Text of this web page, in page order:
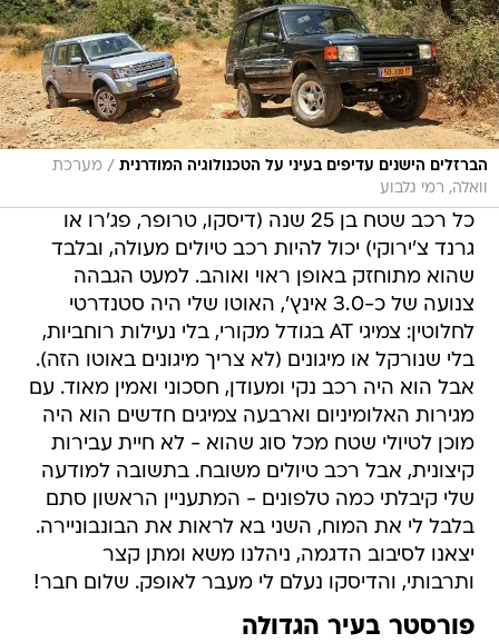
הברזלים הישנים עדיפים בעיני על הטכנולוגיה המודרנית / מערכת
וואלה, רמי גלבוע
כל רכב שטח בן 25 שנה (דיסקו, טרופר, פג'רו או
גרנד צ'ירוקי) יכול להיות רכב טיולים מעולה, ובלבד
שהוא מתוחזק באופן ראוי ואוהב. למעט הגבהה
צנועה של כ-3.0 אינץ', האוטו שלי היה סטנדרטי
לחלוטין: צמיגי AT בגודל מקורי, בלי נעילות רוחביות,
בלי שנורקל או מיגונים (לא צריך מיגונים באוטו הזה).
אבל הוא היה רכב נקי ומעודן, חסכוני ואמין מאוד. עם
מגירות האלומיניום וארבעה צמיגים חדשים הוא היה
מוכן לטיולי שטח מכל סוג שהוא - לא חיית עבירות
קיצונית, אבל רכב טיולים משובח. בתשובה למודעה
שלי קיבלתי כמה טלפונים - המתעניין הראשון סתם
בלבל לי את המוח, השני בא לראות את הבונבוניירה.
יצאנו לסיבוב הדגמה, ניהלנו משא ומתן קצר
ותרבותי, והדיסקו נעלם לי מעבר לאופק. שלום חבר!
פורסטר בעיר הגדולה